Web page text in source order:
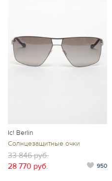
Ic! Berlin
Солнцезащитные очки
33 846 руб.
28 770 руб.
950